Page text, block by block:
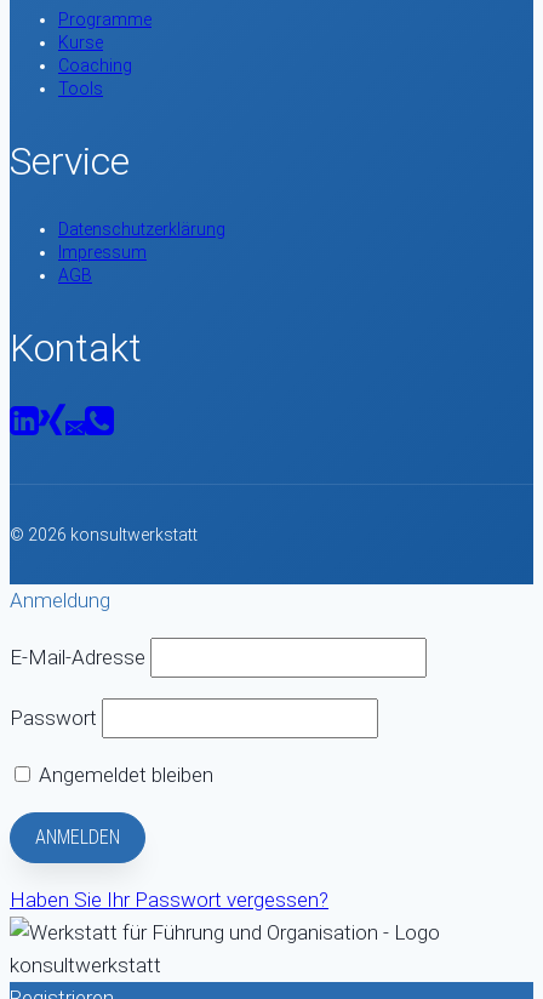
Programme
Kurse
Coaching
Tools
Service
Datenschutzerklärung
Impressum
AGB
Kontakt
© 2026 konsultwerkstatt
Anmeldung
E-Mail-Adresse
Passwort
Angemeldet bleiben
Haben Sie Ihr Passwort vergessen?